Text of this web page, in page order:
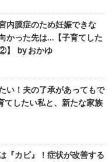
内膜症のため妊娠できな
かった先は…【子育てした
】 by おかゆ
い！夫の了承があってもで
てしたい私と、新たな家族
『カビ』！症状が改善する